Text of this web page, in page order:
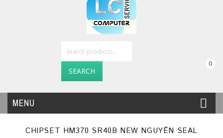
0
MENU
SEARCH
CHIPSET HM370 SR40B NEW NGUYÊN SEAL